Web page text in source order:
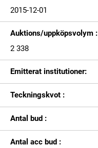
2015-12-01
Auktions/uppköpsvolym :
2 338
Emitterat institutioner:
Teckningskvot :
Antal bud :
Antal acc bud :